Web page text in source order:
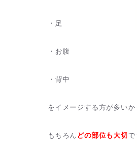
・足
・お腹
・背中
をイメージする方が多いか
もちろん どの部位も大切で